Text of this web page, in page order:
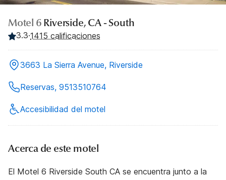
Motel 6 Riverside, CA - South
3.3·1415 calificaciones
3663 La Sierra Avenue, Riverside
Reservas, 9513510764
Accesibilidad del motel
Acerca de este motel
El Motel 6 Riverside South CA se encuentra junto a la